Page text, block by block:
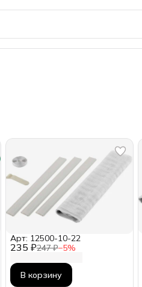
235 ₽247 ₽−5%
Арт: 12500-10-22
В корзину